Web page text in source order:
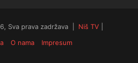
Sva prava zadržava | Niš TV|
O nama Impresum